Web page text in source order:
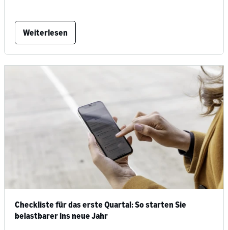
Weiterlesen
Checkliste für das erste Quartal: So starten Sie
belastbarer ins neue Jahr